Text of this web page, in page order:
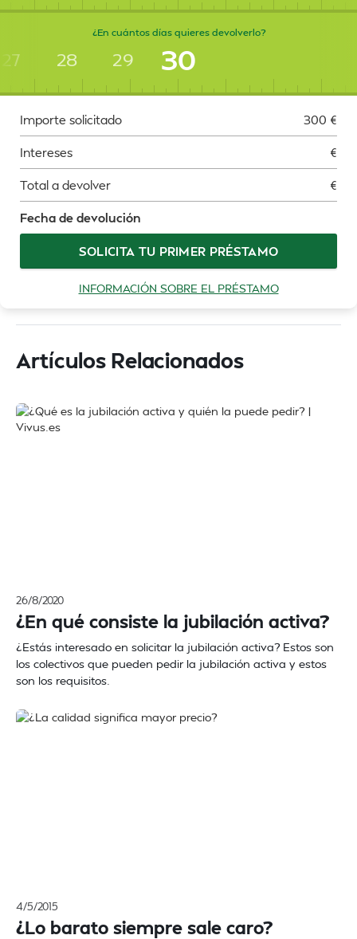
¿En cuántos días quieres devolverlo?
27 28 29 30
Importe solicitado 300 €
Intereses €
Total a devolver €
Fecha de devolución
SOLICITA TU PRIMER PRÉSTAMO
INFORMACIÓN SOBRE EL PRÉSTAMO
Artículos Relacionados
26/8/2020
¿En qué consiste la jubilación activa?
¿Estás interesado en solicitar la jubilación activa? Estos son
los colectivos que pueden pedir la jubilación activa y estos
son los requisitos.
4/5/2015
¿Lo barato siempre sale caro?